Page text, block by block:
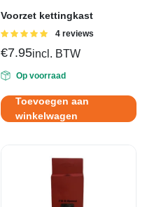
Voorzet kettingkast
Gewaardeerd
4 reviews
€7.95incl. BTW
Op voorraad
Toevoegen aan
winkelwagen